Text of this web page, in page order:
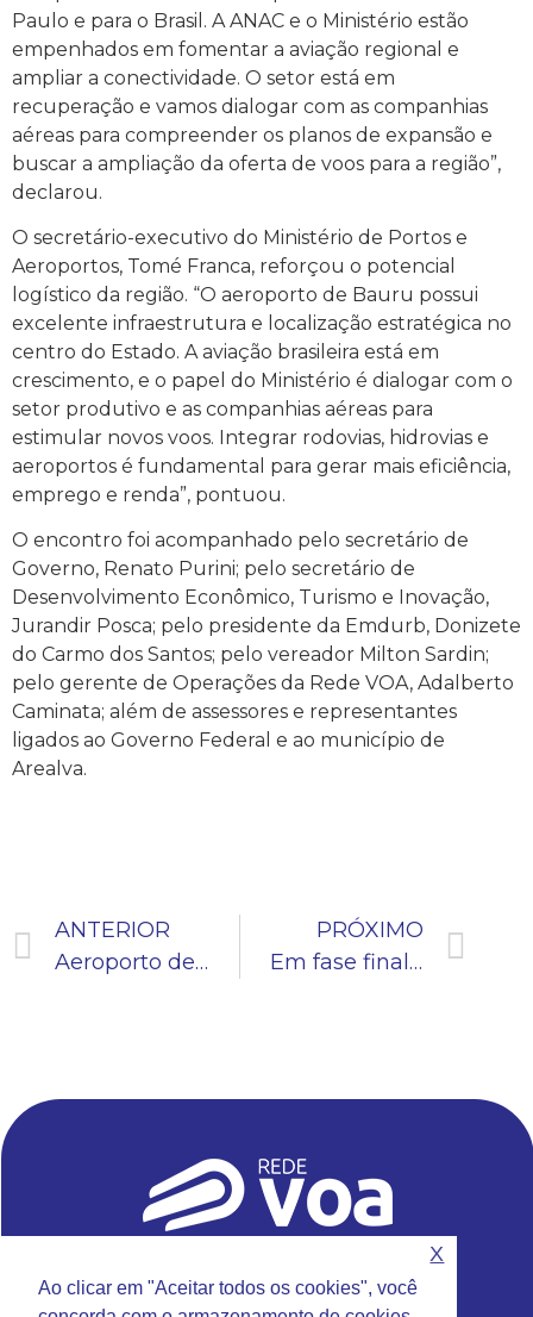
Paulo e para o Brasil. A ANAC e o Ministério estão
empenhados em fomentar a aviação regional e
ampliar a conectividade. O setor está em
recuperação e vamos dialogar com as companhias
aéreas para compreender os planos de expansão e
buscar a ampliação da oferta de voos para a região”,
declarou.
O secretário-executivo do Ministério de Portos e
Aeroportos, Tomé Franca, reforçou o potencial
logístico da região. “O aeroporto de Bauru possui
excelente infraestrutura e localização estratégica no
centro do Estado. A aviação brasileira está em
crescimento, e o papel do Ministério é dialogar com o
setor produtivo e as companhias aéreas para
estimular novos voos. Integrar rodovias, hidrovias e
aeroportos é fundamental para gerar mais eficiência,
emprego e renda”, pontuou.
O encontro foi acompanhado pelo secretário de
Governo, Renato Purini; pelo secretário de
Desenvolvimento Econômico, Turismo e Inovação,
Jurandir Posca; pelo presidente da Emdurb, Donizete
do Carmo dos Santos; pelo vereador Milton Sardin;
pelo gerente de Operações da Rede VOA, Adalberto
Caminata; além de assessores e representantes
ligados ao Governo Federal e ao município de
Arealva.
ANTERIOR
Aeroporto de Jundiaí recebe agentes de Defesa Civil para capacitação
PRÓXIMO
Em fase final de aprovação, R-AFIS recebe visita técnica do ICEA
Rua Emilio Antonon, 777 – Jundiaí – SP
Ao clicar em "Aceitar todos os cookies", você
X